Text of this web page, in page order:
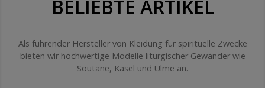
BELIEBTE ARTIKEL
Als führender Hersteller von Kleidung für spirituelle Zwecke
bieten wir hochwertige Modelle liturgischer Gewänder wie
Soutane, Kasel und Ulme an.